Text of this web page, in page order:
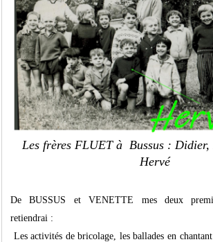
Les frères FLUET à Bussus :
Hervé
De BUSSUS et VENETTE mes deux
retiendrai :
Les activités de bricolage, les ballades en